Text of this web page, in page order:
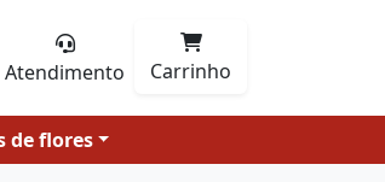
Atendimento Carrinho
de flores